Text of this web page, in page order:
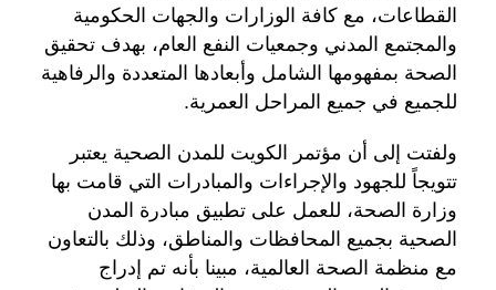
القطاعات، مع كافة الوزارات والجهات الحكومية
والمجتمع المدني وجمعيات النفع العام، بهدف تحقيق
الصحة بمفهومها الشامل وأبعادها المتعددة والرفاهية
للجميع في جميع المراحل العمرية.
ولفتت إلى أن مؤتمر الكويت للمدن الصحية يعتبر
تتويجاً للجهود والإجراءات والمبادرات التي قامت بها
وزارة الصحة، للعمل على تطبيق مبادرة المدن
الصحية بجميع المحافظات والمناطق، وذلك بالتعاون
مع منظمة الصحة العالمية، مبينا بأنه تم إدراج